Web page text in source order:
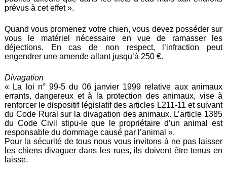
prévus à cet effet ».
Quand vous promenez votre chien, vous devez posséder sur
vous le matériel nécessaire en vue de ramasser les
déjections. En cas de non respect, l’infraction peut
engendrer une amende allant jusqu’à 250 €.
Divagation
« La loi n° 99-5 du 06 janvier 1999 relative aux animaux
errants, dangereux et à la protection des animaux, vise à
renforcer le dispositif législatif des articles L211-11 et suivant
du Code Rural sur la divagation des animaux. L’article 1385
du Code Civil stipu-le que le propriétaire d’un animal est
responsable du dommage causé par l’animal ».
Pour la sécurité de tous nous vous invitons à ne pas laisser
les chiens divaguer dans les rues, ils doivent être tenus en
laisse.